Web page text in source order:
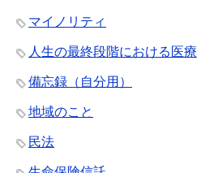
マイノリティ
人生の最終段階における医療
備忘録（自分用）
地域のこと
民法